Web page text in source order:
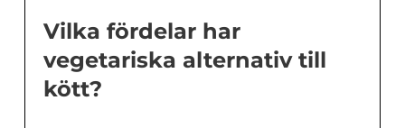
Vilka fördelar har
vegetariska alternativ till
kött?